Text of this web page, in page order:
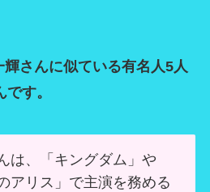
さんに似ている有名人5人
す。
は、「キングダム」や
アリス」で主演を務める